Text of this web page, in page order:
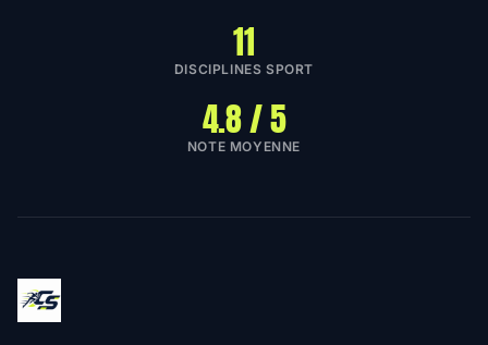
11
DISCIPLINES SPORT
4.8 / 5
NOTE MOYENNE